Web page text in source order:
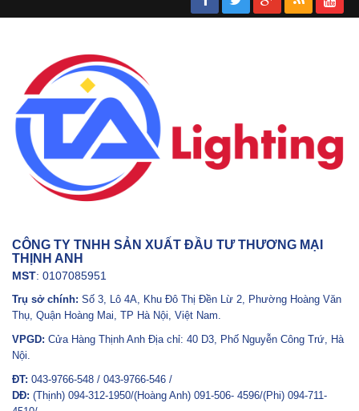
CÔNG TY TNHH SẢN XUẤT ĐẦU TƯ THƯƠNG MẠI
THỊNH ANH
MST: 0107085951
Trụ sở chính: Số 3, Lô 4A, Khu Đô Thị Đền Lừ 2, Phường Hoàng Văn
Thụ, Quận Hoàng Mai, TP Hà Nội, Việt Nam.
VPGD: Cửa Hàng Thịnh Anh Địa chỉ: 40 D3, Phố Nguyễn Công Trứ, Hà
Nội.
ĐT: 043-9766-548 / 043-9766-546 /
DĐ: (Thịnh) 094-312-1950/(Hoàng Anh) 091-506- 4596/(Phi) 094-711-